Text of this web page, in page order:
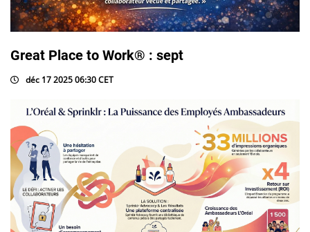
Great Place to Work® : sept
déc 17 2025 06:30 CET